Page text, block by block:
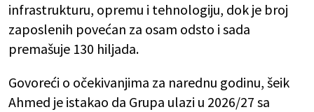
infrastrukturu, opremu i tehnologiju, dok je broj
zaposlenih povećan za osam odsto i sada
premašuje 130 hiljada.
Govoreći o očekivanjima za narednu godinu, šeik
Ahmed je istakao da Grupa ulazi u 2026/27 sa